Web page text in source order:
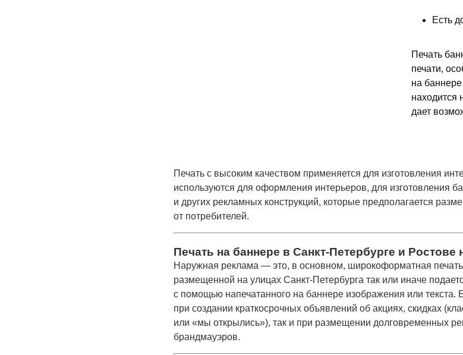
Есть
Печать
печати,
на
находится
дает
Печать с высоким качеством применяется для изготовления
используются для оформления интерьеров, для изготовления
и других рекламных конструкций, которые предполагается
от потребителей.
Печать на баннере в Санкт-Петербурге и Ростове
Наружная реклама — это, в основном, широкоформатная
размещенной на улицах Санкт-Петербурга так или иначе
с помощью напечатанного на баннере изображения или текста.
при создании краткосрочных объявлений об акциях, скидках
или «мы открылись»), так и при размещении долговременных
брандмауэров.